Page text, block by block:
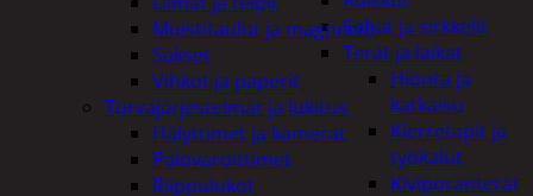
Sahat ja sirkkelit
Terät ja laikat
Hionta ja
katkaisu
Kierretapit ja
työkalut
Kiviporanterät
Muistitaulut ja magneetit
Sakset
Vihkot ja paperit
Turvajärjestelmät ja lukitus
Hälyttimet ja kamerat
Palovaroittimet
Riippulukot